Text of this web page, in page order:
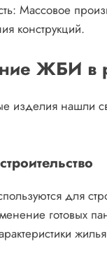
Массовое
конструкций.
ЖБИ в
изделия нашли
для
готовых